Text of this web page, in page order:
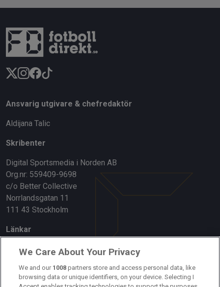
Ansvarig utgivare & chefredaktör
Aldijana Talic
Skribenter
Digital Sportsmedia i Norden AB
Org.nr: 559409-9698
c/o Better Collective
Norrlandsgatan 11
111 43 Stockholm
Länkar
Om oss
Kontakta oss
We Care About Your Privacy
We and our 1008 partners store and access personal data, like
browsing data or unique identifiers, on your device. Selecting I